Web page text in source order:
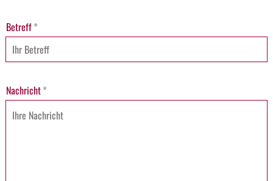
Betreff*
Nachricht*